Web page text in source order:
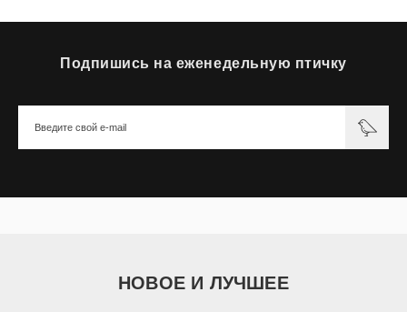
Подпишись на еженедельную птичку
НОВОЕ И ЛУЧШЕЕ